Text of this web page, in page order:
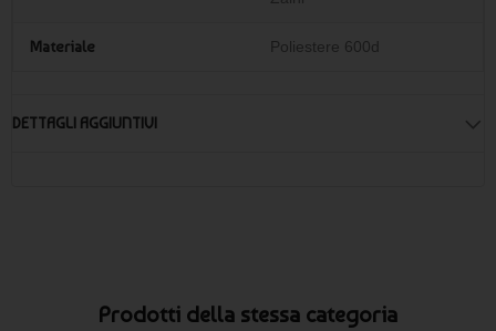
esigenze di marketing.
Materiale Poliestere 600d
DETTAGLI AGGIUNTIVI
Prodotti della stessa categoria